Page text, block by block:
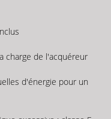
charge de l'acquéreur
d'énergie pour un